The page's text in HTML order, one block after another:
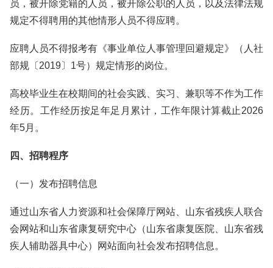
员，被开除党籍的人员，被开除公职的人员，以及法律法规
规定不得聘用的其他情形人员不得应聘。
应聘人员不得报考有《事业单位人事管理回避规定》（人社
部规〔2019〕1号）规定情形的岗位。
高校毕业生在校期间的社会实践、实习、兼职等不作为工作
经历。工作经历按足年足月累计，工作年限计算截止2026
年5月。
四、招聘程序
（一）发布招聘信息
通过山东省人力资源和社会保障厅网站、山东省残疾人联合
会网站和山东省康复研究中心（山东省康复医院、山东省残
疾人辅助器具中心）网站面向社会发布招聘信息。